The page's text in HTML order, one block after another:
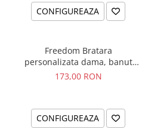
CONFIGUREAZA
Freedom Bratara
personalizata dama, banut
argint, snur reglabil
173,00 RON
CONFIGUREAZA